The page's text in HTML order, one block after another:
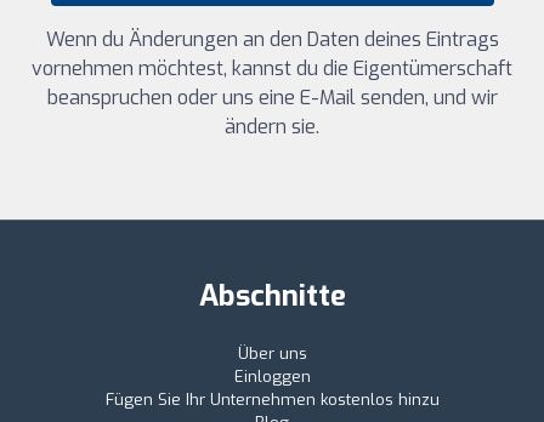
Wenn du Änderungen an den Daten deines Eintrags
vornehmen möchtest, kannst du die Eigentümerschaft
beanspruchen oder uns eine E-Mail senden, und wir
ändern sie.
Abschnitte
Über uns
Einloggen
Fügen Sie Ihr Unternehmen kostenlos hinzu